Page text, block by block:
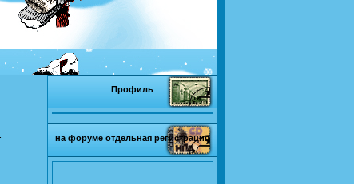
Профиль
на форуме отдельная регистрация